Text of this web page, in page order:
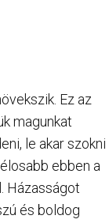
Ez az
magunkat
le akar szokni
ebben a
Házasságot
és boldog